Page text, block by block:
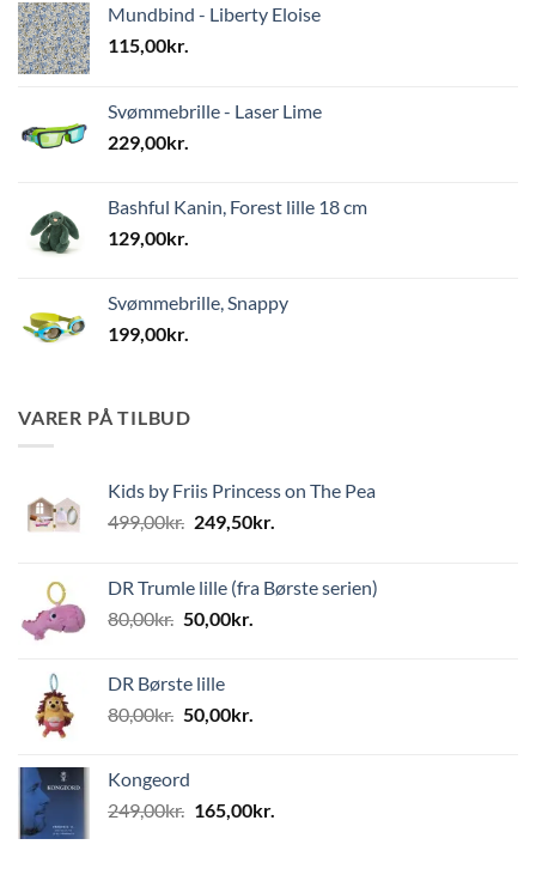
Mundbind - Liberty Eloise
115,00kr.
Svømmebrille - Laser Lime
229,00kr.
Bashful Kanin, Forest lille 18 cm
129,00kr.
Svømmebrille, Snappy
199,00kr.
VARER PÅ TILBUD
Kids by Friis Princess on The Pea
499,00kr. Den
var:
499,00kr..
249,50kr.
er:
DR Trumle lille (fra Børste serien)
80,00kr. Den
var:
80,00kr..
50,00kr.
50,00kr..
DR Børste lille
80,00kr. Den
var:
80,00kr..
50,00kr.
50,00kr..
Kongeord
249,00kr. Den
165,00kr.